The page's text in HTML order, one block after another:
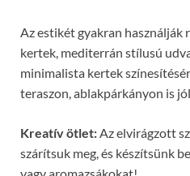
Az estikét gyakran használják
kertek, mediterrán stílusú
minimalista kertek
teraszon, ablakpárkányon is
Kreatív ötlet:Az elvirágzott
szárítsuk meg, és készítsünk